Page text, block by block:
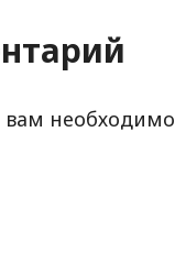
необходимо